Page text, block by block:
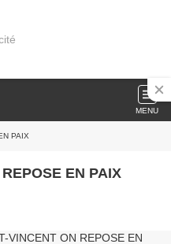
MENU
PAIX
REPOSE EN PAIX